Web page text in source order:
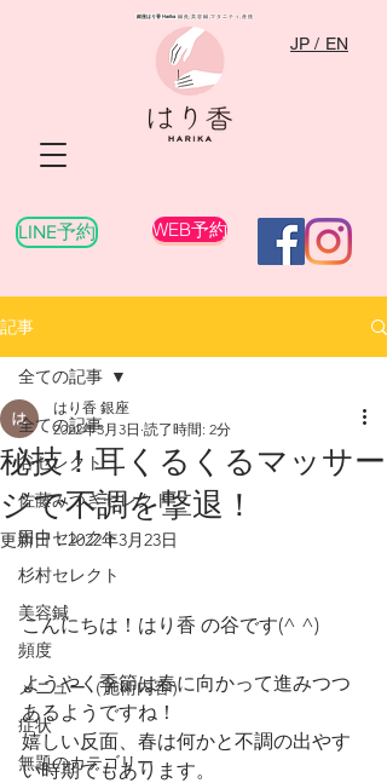
WEB予約
LINE予約
銀座はり香Harika​ 鍼灸,美容鍼,マタニティ,産後
JP / EN
記事
全ての記事
谷セレクト
佐藤みつきセレクト
田中セレクト
杉村セレクト
美容鍼
頻度
メニュー（施術内容）
症状
無題のカテゴリー
全ての記事
秘技！耳くるくるマッサー
ジで不調を撃退！
はり香 銀座
2022年3月3日 読了時間: 2分
更新日：2022年3月23日
こんにちは！はり香 の谷です(^ ^)
ようやく季節は春に向かって進みつつ
あるようですね！
嬉しい反面、春は何かと不調の出やす
い時期でもあります。